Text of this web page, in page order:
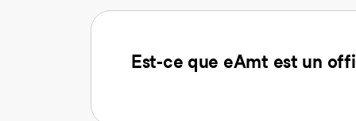
Est-ce que eAmt est un